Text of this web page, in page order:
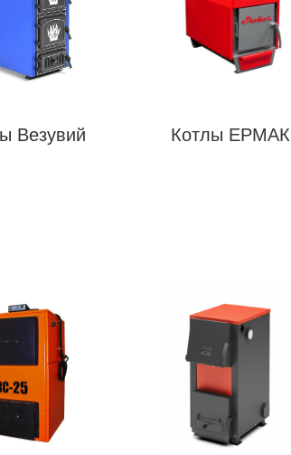
Везувий Котлы ЕРМАК